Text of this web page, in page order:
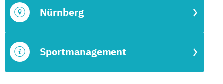
Sportmanagement
Nürnberg